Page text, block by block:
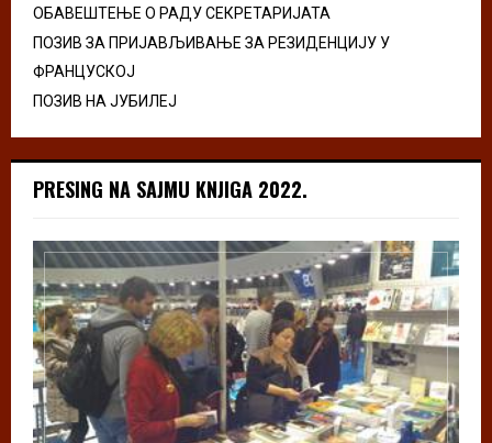
ОБАВЕШТЕЊЕ О РАДУ СЕКРЕТАРИЈАТА
ПОЗИВ ЗА ПРИЈАВЉИВАЊЕ ЗА РЕЗИДЕНЦИЈУ У
ФРАНЦУСКОЈ
ПОЗИВ НА ЈУБИЛЕЈ
PRESING NA SAJMU KNJIGA 2022.